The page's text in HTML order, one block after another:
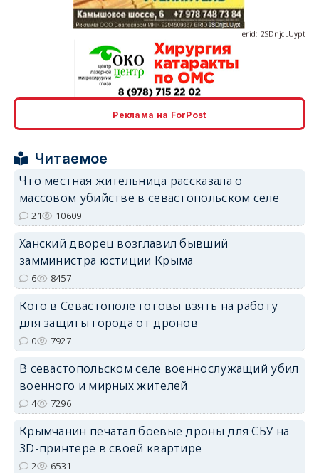
erid: 2SDnjcLUypt
erid: 2SDnjdvhGXG
Реклама на ForPost
Читаемое
Что местная жительница рассказала о
массовом убийстве в севастопольском селе
21 10609
Ханский дворец возглавил бывший
замминистра юстиции Крыма
6 8457
Кого в Севастополе готовы взять на работу
для защиты города от дронов
0 7927
В севастопольском селе военнослужащий убил
военного и мирных жителей
4 7296
Крымчанин печатал боевые дроны для СБУ на
3D-принтере в своей квартире
2 6531